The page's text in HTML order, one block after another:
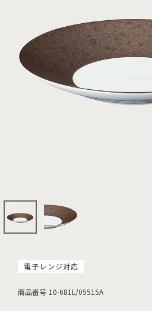
電子レンジ対応
商品番号 10-681L/05515A